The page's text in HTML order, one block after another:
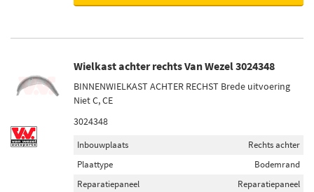
Wielkast achter rechts Van Wezel 3024348
BINNENWIELKAST ACHTER RECHST Brede uitvoering
Niet C, CE
3024348
Inbouwplaats
Rechts achter
Plaattype
Bodemrand
Reparatiepaneel
Reparatiepaneel